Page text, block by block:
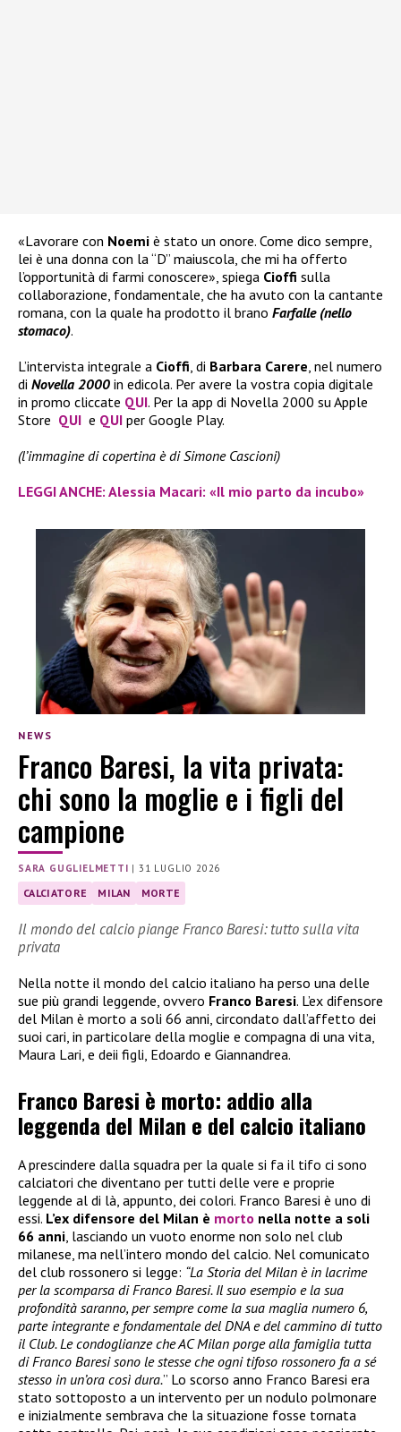
«Lavorare con Noemi è stato un onore. Come dico sempre,
lei è una donna con la “D” maiuscola, che mi ha offerto
l’opportunità di farmi conoscere», spiega Cioffi sulla
collaborazione, fondamentale, che ha avuto con la cantante
romana, con la quale ha prodotto il brano Farfalle (nello
stomaco).
L’intervista integrale a Cioffi, di Barbara Carere, nel numero
di Novella 2000 in edicola. Per avere la vostra copia digitale
in promo cliccate QUI. Per la app di Novella 2000 su Apple
Store QUI e QUI per Google Play.
(l’immagine di copertina è di Simone Cascioni)
LEGGI ANCHE: Alessia Macari: «Il mio parto da incubo»
NEWS
Franco Baresi, la vita privata:
chi sono la moglie e i figli del
campione
SARA GUGLIELMETTI |31 LUGLIO 2026
CALCIATORE MILAN MORTE
Il mondo del calcio piange Franco Baresi: tutto sulla vita
privata
Nella notte il mondo del calcio italiano ha perso una delle
sue più grandi leggende, ovvero Franco Baresi. L’ex difensore
del Milan è morto a soli 66 anni, circondato dall’affetto dei
suoi cari, in particolare della moglie e compagna di una vita,
Maura Lari, e deii figli, Edoardo e Giannandrea.
Franco Baresi è morto: addio alla
leggenda del Milan e del calcio italiano
A prescindere dalla squadra per la quale si fa il tifo ci sono
calciatori che diventano per tutti delle vere e proprie
leggende al di là, appunto, dei colori. Franco Baresi è uno di
essi. L’ex difensore del Milan è morto nella notte a soli
66 anni , lasciando un vuoto enorme non solo nel club
milanese, ma nell’intero mondo del calcio. Nel comunicato
del club rossonero si legge: “La Storia del Milan è in lacrime
per la scomparsa di Franco Baresi. Il suo esempio e la sua
profondità saranno, per sempre come la sua maglia numero 6,
parte integrante e fondamentale del DNA e del cammino di tutto
il Club. Le condoglianze che AC Milan porge alla famiglia tutta
di Franco Baresi sono le stesse che ogni tifoso rossonero fa a sé
stesso in un’ora così dura.” Lo scorso anno Franco Baresi era
stato sottoposto a un intervento per un nodulo polmonare
e inizialmente sembrava che la situazione fosse tornata